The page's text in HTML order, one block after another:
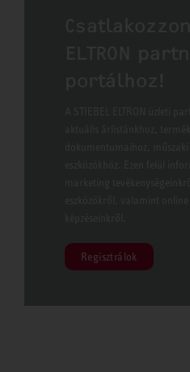
Regisztrálok